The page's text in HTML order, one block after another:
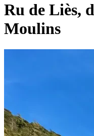
Ru de Liès,
Moulins